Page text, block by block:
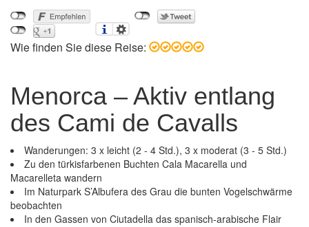
Wie finden Sie diese Reise:
Menorca – Aktiv entlang
des Cami de Cavalls
Wanderungen: 3 x leicht (2 - 4 Std.), 3 x moderat (3 - 5 Std.)
Zu den türkisfarbenen Buchten Cala Macarella und
Macarelleta wandern
Im Naturpark S’Albufera des Grau die bunten Vogelschwärme
beobachten
In den Gassen von Ciutadella das spanisch-arabische Flair